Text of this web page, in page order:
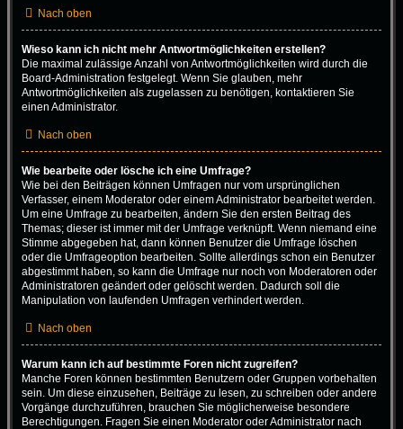
Nach oben
Wieso kann ich nicht mehr Antwortmöglichkeiten erstellen?
Die maximal zulässige Anzahl von Antwortmöglichkeiten wird durch die
Board-Administration festgelegt. Wenn Sie glauben, mehr
Antwortmöglichkeiten als zugelassen zu benötigen, kontaktieren Sie
einen Administrator.
Nach oben
Wie bearbeite oder lösche ich eine Umfrage?
Wie bei den Beiträgen können Umfragen nur vom ursprünglichen
Verfasser, einem Moderator oder einem Administrator bearbeitet werden.
Um eine Umfrage zu bearbeiten, ändern Sie den ersten Beitrag des
Themas; dieser ist immer mit der Umfrage verknüpft. Wenn niemand eine
Stimme abgegeben hat, dann können Benutzer die Umfrage löschen
oder die Umfrageoption bearbeiten. Sollte allerdings schon ein Benutzer
abgestimmt haben, so kann die Umfrage nur noch von Moderatoren oder
Administratoren geändert oder gelöscht werden. Dadurch soll die
Manipulation von laufenden Umfragen verhindert werden.
Nach oben
Warum kann ich auf bestimmte Foren nicht zugreifen?
Manche Foren können bestimmten Benutzern oder Gruppen vorbehalten
sein. Um diese einzusehen, Beiträge zu lesen, zu schreiben oder andere
Vorgänge durchzuführen, brauchen Sie möglicherweise besondere
Berechtigungen. Fragen Sie einen Moderator oder Administrator nach